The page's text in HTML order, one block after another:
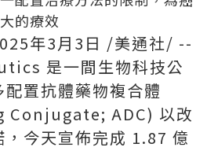
的療效
年3月3日 /美通社/ --
是一間生物科技公
置抗體藥物複合體
ADC) 以改
今天宣佈完成 1.87 億